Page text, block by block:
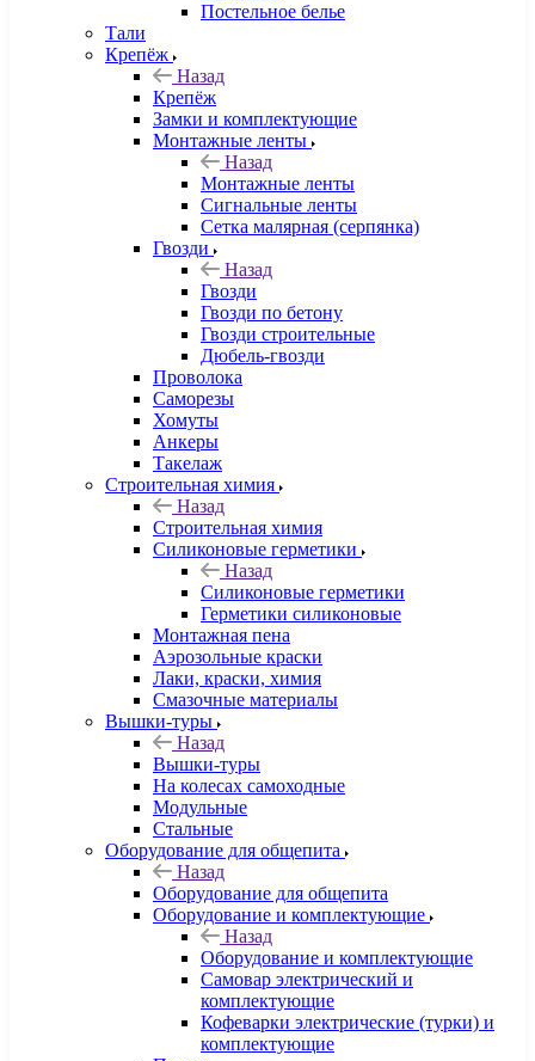
Постельное белье
Тали
Крепёж
Назад
Крепёж
Замки и комплектующие
Монтажные ленты
Назад
Монтажные ленты
Сигнальные ленты
Сетка малярная (серпянка)
Гвозди
Назад
Гвозди
Гвозди по бетону
Гвозди строительные
Дюбель-гвозди
Проволока
Саморезы
Хомуты
Анкеры
Такелаж
Строительная химия
Назад
Строительная химия
Силиконовые герметики
Назад
Силиконовые герметики
Герметики силиконовые
Монтажная пена
Аэрозольные краски
Лаки, краски, химия
Смазочные материалы
Вышки-туры
Назад
Вышки-туры
На колесах самоходные
Модульные
Стальные
Оборудование для общепита
Назад
Оборудование для общепита
Оборудование и комплектующие
Назад
Оборудование и комплектующие
Самовар электрический и
комплектующие
Кофеварки электрические (турки) и
комплектующие